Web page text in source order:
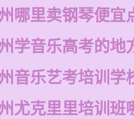
哪里卖钢琴便宜
学音乐高考的地
音乐艺考培训学
尤克里里培训班